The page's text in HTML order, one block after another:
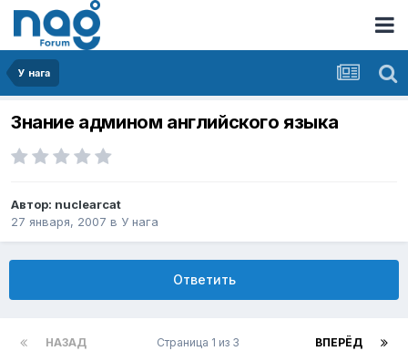
У нага
Знание админом английского языка
Автор: nuclearcat
27 января, 2007 в У нага
Ответить
НАЗАД ВПЕРЁД
Страница 1 из 3